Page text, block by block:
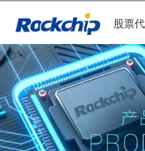
股票
产品中心
应用方案
新闻中心
人力资源